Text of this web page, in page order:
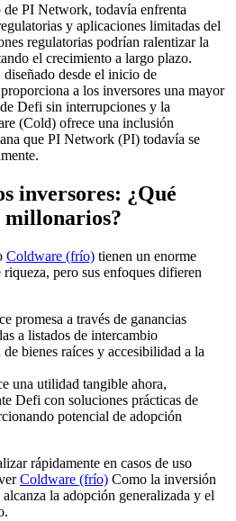
de PI Network, todavía enfrenta
y aplicaciones limitadas del
regulatorias podrían ralentizar la
el crecimiento a largo plazo.
diseñado desde el inicio de
a los inversores una mayor
Defi sin interrupciones y la
(Cold) ofrece una inclusión
que PI Network (PI) todavía se
inversores: ¿Qué
Coldware (frío) tienen un enorme
pero sus enfoques difieren
promesa a través de ganancias
a listados de intercambio
bienes raíces y accesibilidad a la
una utilidad tangible ahora,
Defi con soluciones prácticas de
potencial de adopción
rápidamente en casos de uso
Coldware (frío) Como la inversión
la adopción generalizada y el